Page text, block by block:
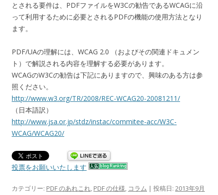
とされる要件は、PDFファイルをW3Cの勧告であるWCAGに沿
って利用するために必要とされるPDFの機能の使用方法となり
ます。
PDF/UAの理解には、WCAG 2.0 （およびその関連ドキュメン
ト）で解説される内容を理解する必要があります。
WCAGのW3Cの勧告は下記にありますので、興味のある方は参
照ください。
http://www.w3.org/TR/2008/REC-WCAG20-20081211/
（日本語訳）
http://www.jsa.or.jp/stdz/instac/commitee-acc/W3C-
WCAG/WCAG20/
投票をお願いいたします
カテゴリー: PDF のあれこれ, PDF の仕様, コラム | 投稿日: 2013年9月